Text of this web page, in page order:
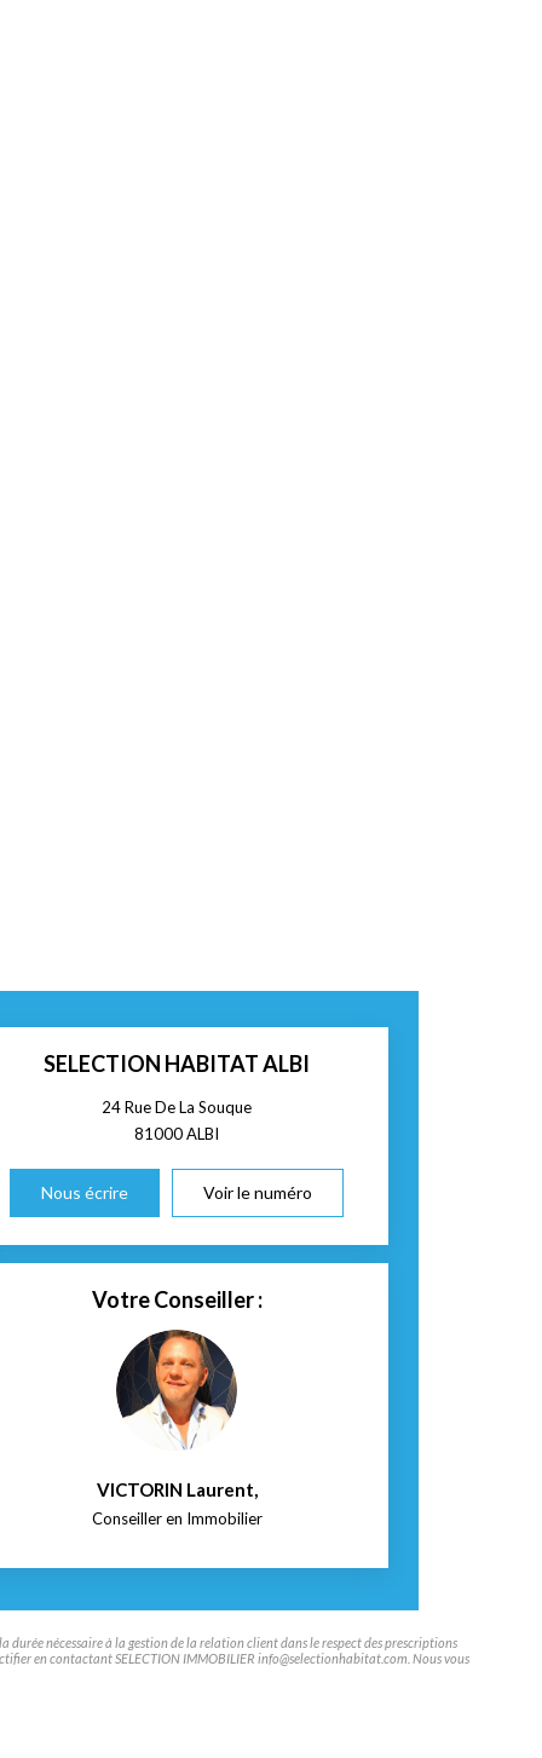
SELECTION HABITAT ALBI
24 Rue De La Souque
81000ALBI
Nous écrire Voir le numéro
Votre Conseiller :
VICTORIN Laurent,
Conseiller en Immobilier
nécessaire à la gestion de la relation client dans le respect des prescriptions
en contactant SELECTION IMMOBILIER info@selectionhabitat.com. Nous vous